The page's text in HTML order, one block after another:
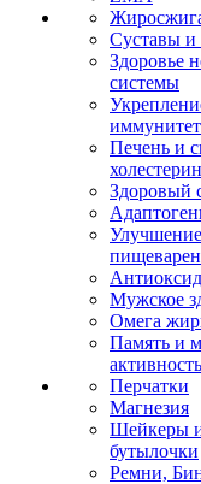
Суставы и
Здоровье
системы
Печень и
Здоровый
Улучшение
Мужское
Омега
Память и
активность
Перчатки
Магнезия
Шейкеры
бутылочки
Ремни,